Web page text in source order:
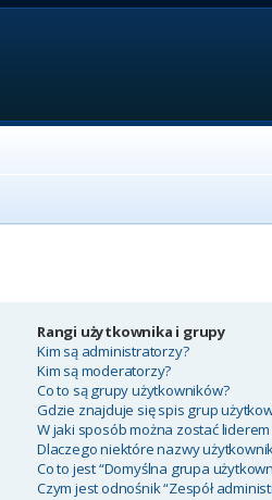
Rangi użytkownika i grupy
Kim są administratorzy?
Kim są moderatorzy?
Co to są grupy użytkowników?
Gdzie znajduje się spis grup
W jaki sposób można zostać
Dlaczego niektóre nazwy
Co to jest “Domyślna grupa
Czym jest odnośnik “Zespół